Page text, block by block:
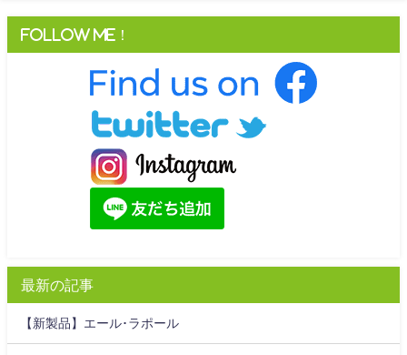
Follow me！
最新の記事
【新製品】エール･ラポール